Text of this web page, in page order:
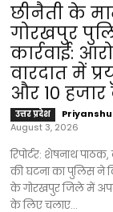
छीनैती के
गोरखपुर
कार्रवाई:
वारदात में
और ₹10
उत्तर प्रदेश
August 3, 2026
रिपोर्टर: शेषनाथ पाठक,
की घटना का पुलिस ने
के गोरखपुर जिले में
के लिए चलाए...